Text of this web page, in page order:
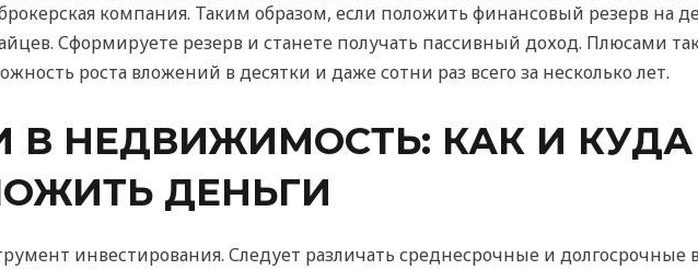
компания. Таким образом, если положить финансовый резерв на
Сформируете резерв и станете получать пассивный доход. Плюсами
роста вложений в десятки и даже сотни раз всего за несколько лет.
В НЕДВИЖИМОСТЬ: КАК И КУДА
ДЕНЬГИ
инвестирования. Следует различать среднесрочные и долгосрочные